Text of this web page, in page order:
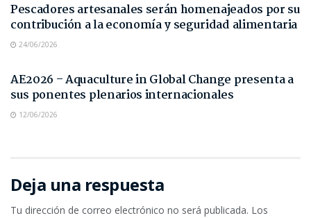
Pescadores artesanales serán homenajeados por su
contribución a la economía y seguridad alimentaria
24/06/2026
AE2026 – Aquaculture in Global Change presenta a
sus ponentes plenarios internacionales
12/06/2026
Deja una respuesta
Tu dirección de correo electrónico no será publicada. Los